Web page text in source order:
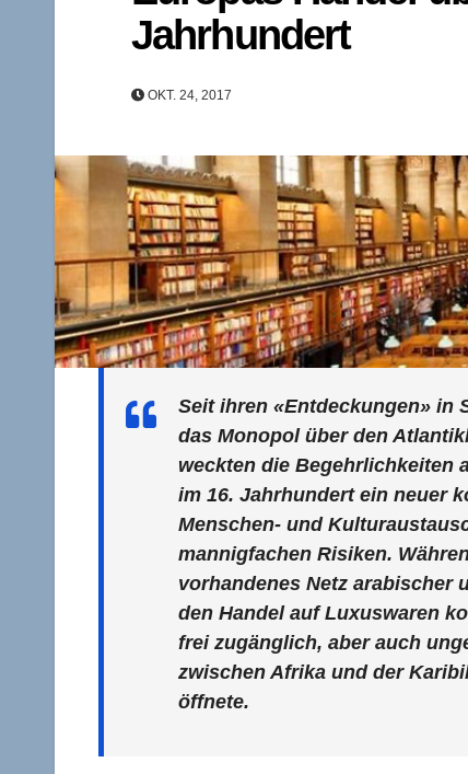
Jahrhundert
OKT. 24, 2017
Seit ihren «Entdeckungen» in
das Monopol über den
weckten die Begehrlichkeiten
im 16. Jahrhundert ein neuer
Menschen- und
mannigfachen Risiken.
vorhandenes Netz arabischer
den Handel auf Luxuswaren
frei zugänglich, aber auch
zwischen Afrika und der
öffnete.